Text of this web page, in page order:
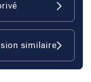
similaire